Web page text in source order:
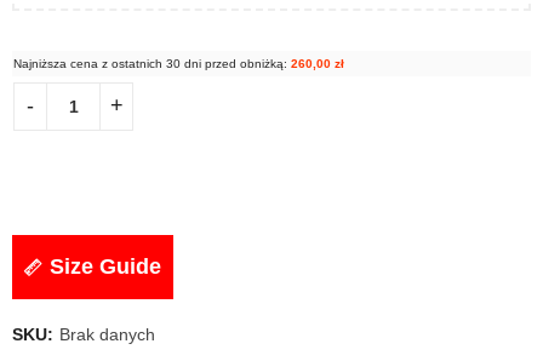
Najniższa cena z ostatnich 30 dni przed obniżką: 260,00 zł
Size Guide
SKU: Brak danych